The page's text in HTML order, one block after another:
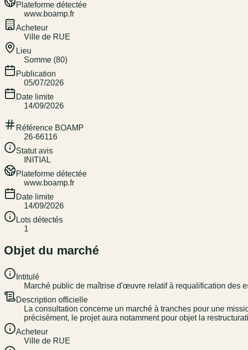
Plateforme détectée
www.boamp.fr
Acheteur
Ville de RUE
Lieu
Somme (80)
Publication
05/07/2026
Date limite
14/09/2026
Référence BOAMP
26-66116
Statut avis
INITIAL
Plateforme détectée
www.boamp.fr
Date limite
14/09/2026
Lots détectés
1
Objet du marché
Intitulé
Marché public de maîtrise d'œuvre relatif à requalification des
Description officielle
La consultation concerne un marché à tranches pour une
précisément, le projet aura notamment pour objet la
Acheteur
Ville de RUE